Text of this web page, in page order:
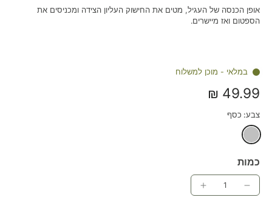
אופן הכנסה של העגיל, מטים את החישוק העליון הצידה ומכניסים את
הספטום ואז מיישרים.
במלאי - מוכן למשלוח
49.99 ₪
צבע: כסף
כמות